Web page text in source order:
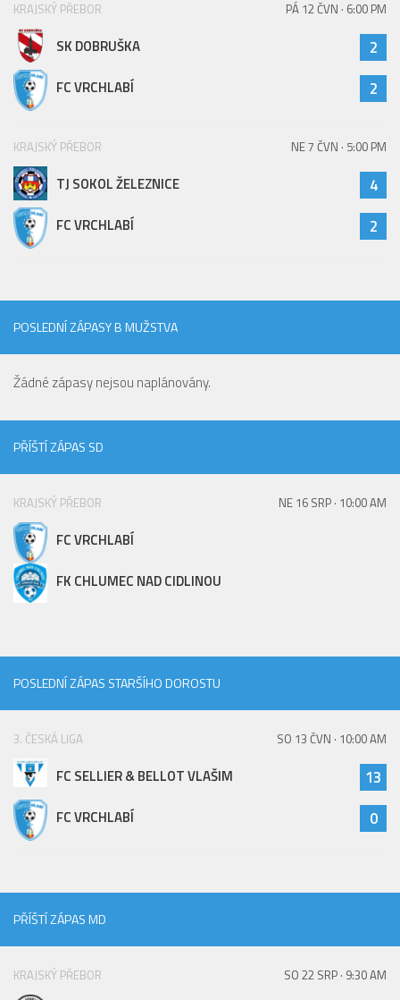
Hráči
Realizační tým
St. žáci
Zápasy SŽ 2025/26
Zápasy
Realizační tým
Zápasy
Výsledky
Hráči
Rozpis zápasů
Realizační tým
Mladší přípravka
Kontakty
Vzkazy
KRAJSKÝ PŘEBOR PÁ 12 ČVN · 6:00 PM
SK DOBRUŠKA 2
FC VRCHLABÍ 2
KRAJSKÝ PŘEBOR NE 7 ČVN · 5:00 PM
TJ SOKOL ŽELEZNICE 4
FC VRCHLABÍ 2
POSLEDNÍ ZÁPASY B MUŽSTVA
Žádné zápasy nejsou naplánovány.
PŘÍŠTÍ ZÁPAS SD
KRAJSKÝ PŘEBOR NE 16 SRP · 10:00 AM
FC VRCHLABÍ
FK CHLUMEC NAD CIDLINOU
POSLEDNÍ ZÁPAS STARŠÍHO DOROSTU
3. ČESKÁ LIGA SO 13 ČVN · 10:00 AM
FC SELLIER & BELLOT VLAŠIM 13
FC VRCHLABÍ 0
PŘÍŠTÍ ZÁPAS MD
KRAJSKÝ PŘEBOR SO 22 SRP · 9:30 AM